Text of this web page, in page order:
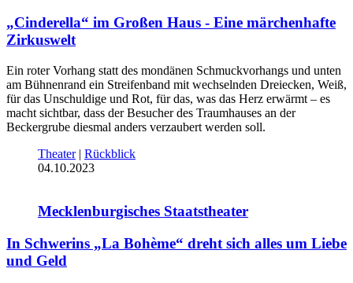
„Cinderella“ im Großen Haus - Eine märchenhafte
Zirkuswelt
Ein roter Vorhang statt des mondänen Schmuckvorhangs und unten
am Bühnenrand ein Streifenband mit wechselnden Dreiecken, Weiß,
für das Unschuldige und Rot, für das, was das Herz erwärmt – es
macht sichtbar, dass der Besucher des Traumhauses an der
Beckergrube diesmal anders verzaubert werden soll.
Theater| Rückblick
04.10.2023
Mecklenburgisches Staatstheater
In Schwerins „La Bohème“ dreht sich alles um Liebe
und Geld